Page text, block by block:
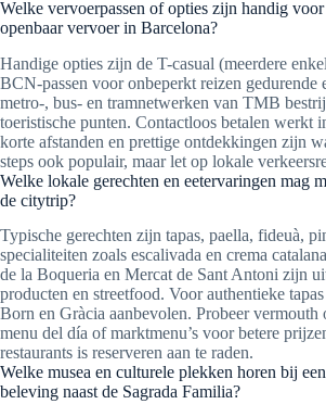
Welke vervoerpassen of opties zijn handig voor
openbaar vervoer in Barcelona?
Handige opties zijn de T-casual (meerdere
BCN-passen voor onbeperkt reizen gedurende
metro-, bus- en tramnetwerken van TMB
toeristische punten. Contactloos betalen werkt
korte afstanden en prettige ontdekkingen zijn
steps ook populair, maar let op lokale
Welke lokale gerechten en eetervaringen mag
de citytrip?
Typische gerechten zijn tapas, paella, fideuà,
specialiteiten zoals escalivada en crema
de la Boqueria en Mercat de Sant Antoni zijn
producten en streetfood. Voor authentieke
Born en Gràcia aanbevolen. Probeer vermouth
menu del día of marktmenu’s voor betere
restaurants is reserveren aan te raden.
Welke musea en culturele plekken horen bij
beleving naast de Sagrada Familia?